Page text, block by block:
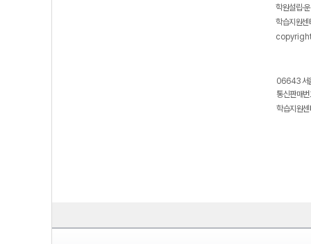
학원설립·
학습지원
06643 서
통신판매
학습지원